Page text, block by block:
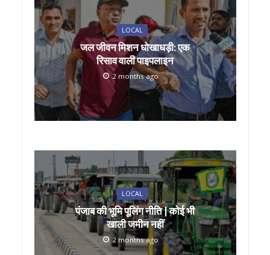
LOCAL
जल जीवन मिशन धोखाधड़ी: एक
रिसाव वाली पाइपलाइन
2 months ago
LOCAL
पंजाब की भूमि पूलिंग नीति | कोई भी
खाली जमीन नहीं
2 months ago